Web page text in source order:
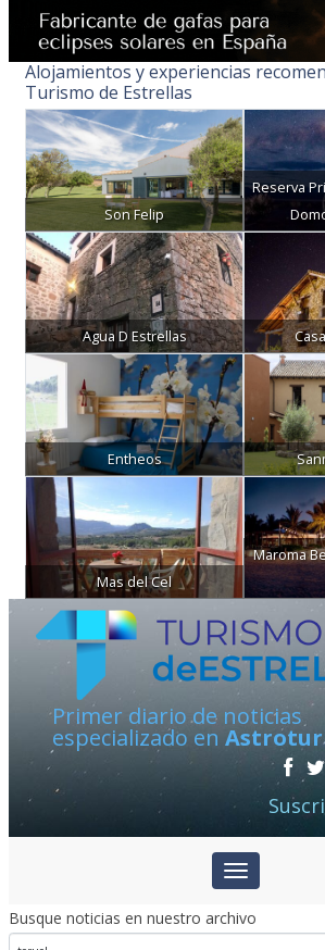
Alojamientos y experiencias
Turismo de Estrellas
Son Felip
Reserva
Agua D Estrellas
Entheos
Mas del Cel
Maroma
Primer diario de noticias
especializado en
Busque noticias en nuestro archivo